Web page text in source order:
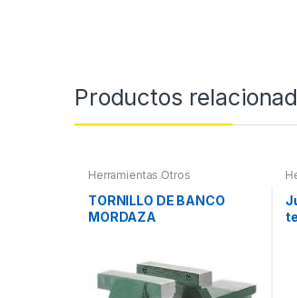
Productos
Herramientas Otros
TORNILLO DE BANCO
MORDAZA